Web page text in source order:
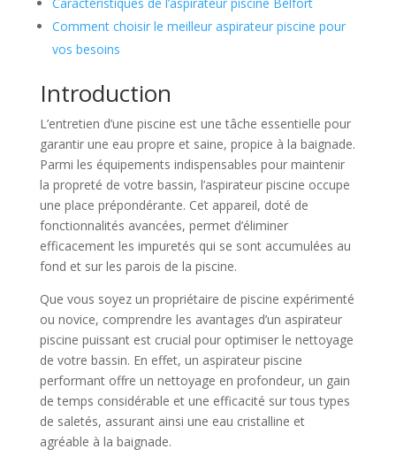
Comment choisir le meilleur aspirateur piscine pour
vos besoins
Introduction
L’entretien d’une piscine est une tâche essentielle pour
garantir une eau propre et saine, propice à la baignade.
Parmi les équipements indispensables pour maintenir
la propreté de votre bassin, l’aspirateur piscine occupe
une place prépondérante. Cet appareil, doté de
fonctionnalités avancées, permet d’éliminer
efficacement les impuretés qui se sont accumulées au
fond et sur les parois de la piscine.
Que vous soyez un propriétaire de piscine expérimenté
ou novice, comprendre les avantages d’un aspirateur
piscine puissant est crucial pour optimiser le nettoyage
de votre bassin. En effet, un aspirateur piscine
performant offre un nettoyage en profondeur, un gain
de temps considérable et une efficacité sur tous types
de saletés, assurant ainsi une eau cristalline et
agréable à la baignade.